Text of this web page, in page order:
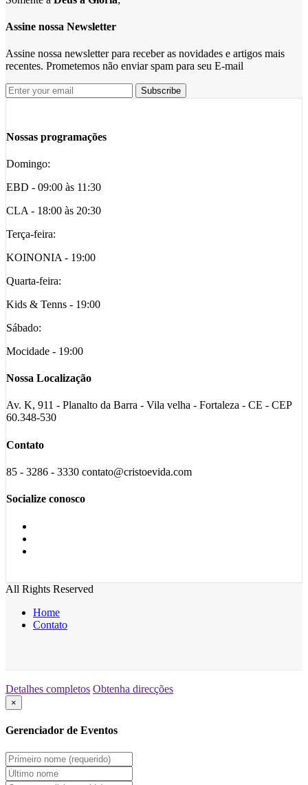
Assine nossa Newsletter
Assine nossa newsletter para receber as novidades e artigos mais
recentes. Prometemos não enviar spam para seu E-mail
Nossas programações
Domingo:
EBD - 09:00 às 11:30
CLA - 18:00 às 20:30
Terça-feira:
KOINONIA - 19:00
Quarta-feira:
Kids & Tenns - 19:00
Sábado:
Mocidade - 19:00
Nossa Localização
Av. K, 911 - Planalto da Barra - Vila velha - Fortaleza - CE - CEP
60.348-530
Contato
85 - 3286 - 3330 contato@cristoevida.com
Socialize conosco
All Rights Reserved
Home
Contato
Detalhes completos Obtenha direcções
×
Gerenciador de Eventos